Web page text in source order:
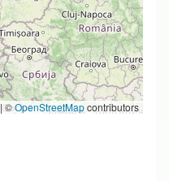
|©OpenStreetMapcontributors